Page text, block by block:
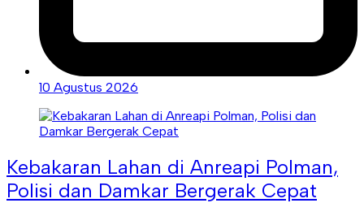
10 Agustus 2026
Kebakaran Lahan di Anreapi Polman,
Polisi dan Damkar Bergerak Cepat